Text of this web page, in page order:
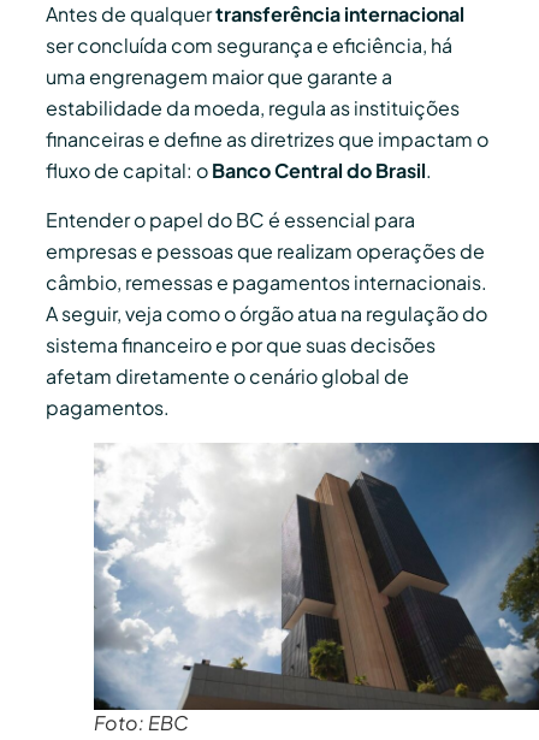
Antes de qualquertransferência internacional
ser concluída com segurança e eficiência, há
uma engrenagem maior que garante a
estabilidade da moeda, regula as instituições
financeiras e define as diretrizes que impactam o
fluxo de capital: oBanco Central do Brasil.
Entender o papel do BC é essencial para
empresas e pessoas que realizam operações de
câmbio, remessas e pagamentos internacionais.
A seguir, veja como o órgão atua na regulação do
sistema financeiro e por que suas decisões
afetam diretamente o cenário global de
pagamentos.
Foto: EBC